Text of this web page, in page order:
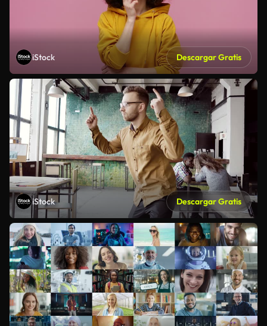
iStock Descargar Gratis
iStock Descargar Gratis